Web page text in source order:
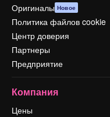
Оригиналы Новое
Политика файлов cookie
Центр доверия
Партнеры
Предприятие
Компания
Цены